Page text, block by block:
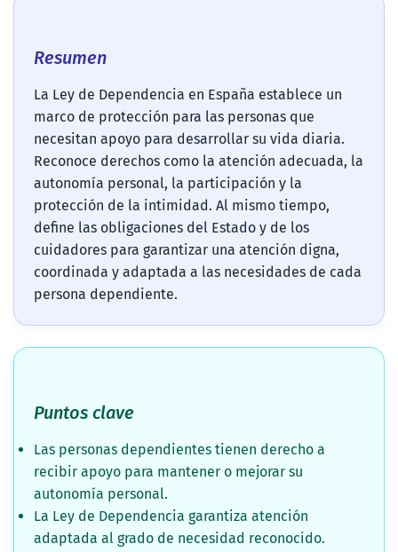
Resumen
La Ley de Dependencia en España establece un
marco de protección para las personas que
necesitan apoyo para desarrollar su vida diaria.
Reconoce derechos como la atención adecuada, la
autonomía personal, la participación y la
protección de la intimidad. Al mismo tiempo,
define las obligaciones del Estado y de los
cuidadores para garantizar una atención digna,
coordinada y adaptada a las necesidades de cada
persona dependiente.
Puntos clave
Las personas dependientes tienen derecho a
recibir apoyo para mantener o mejorar su
autonomía personal.
La Ley de Dependencia garantiza atención
adaptada al grado de necesidad reconocido.